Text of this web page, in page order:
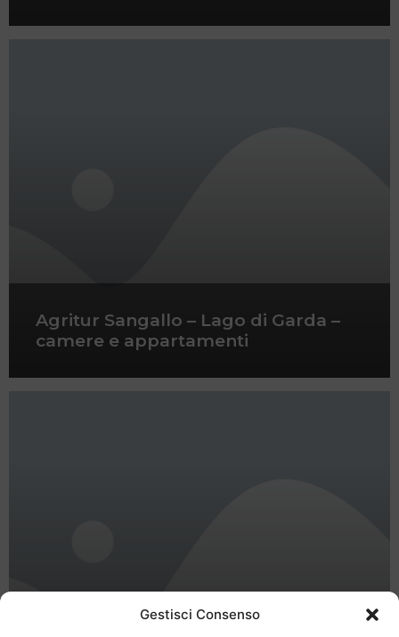
Gestisci Consenso
Agritur Sangallo – Lago di Garda –
camere e appartamenti